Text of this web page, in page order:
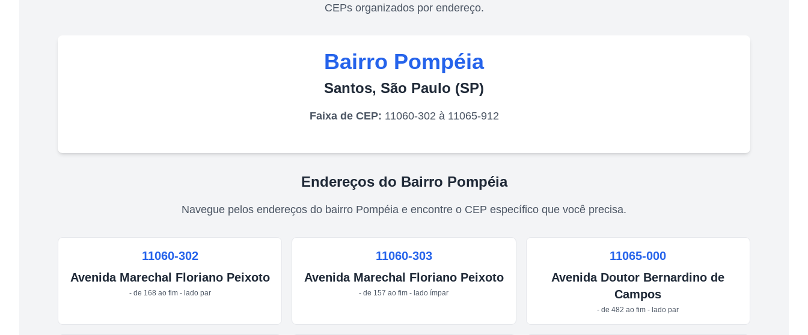
CEPs organizados por endereço.
Bairro Pompéia
Santos, São Paulo (SP)
Faixa de CEP: 11060-302 à 11065-912
Endereços do Bairro Pompéia
Navegue pelos endereços do bairro Pompéia e encontre o CEP específico que você precisa.
11060-302
Avenida Marechal Floriano Peixoto
- de 168 ao fim - lado par
11060-303
Avenida Marechal Floriano Peixoto
- de 157 ao fim - lado ímpar
11065-000
Avenida Doutor Bernardino de
Campos
- de 482 ao fim - lado par